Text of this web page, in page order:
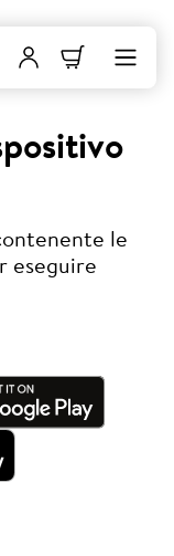
le
eseguire